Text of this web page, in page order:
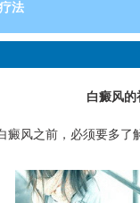
法
白癜风的
风之前，必须要多